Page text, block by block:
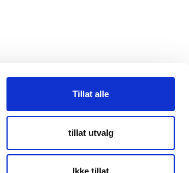
Tillat alle
tillat utvalg
Ikke tillat